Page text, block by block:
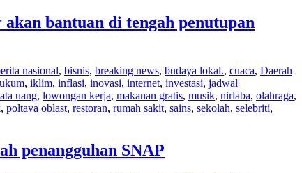
bantuan di tengah penutupan
nasional, bisnis, breaking news, budaya lokal., cuaca, Daerah
, iklim, inflasi, inovasi, internet, investasi, jadwal
uang, lowongan kerja, makanan gratis, musik, nirlaba, olahraga,
, poltava oblast, restoran, rumah sakit, sains, sekolah, selebriti,
penangguhan SNAP